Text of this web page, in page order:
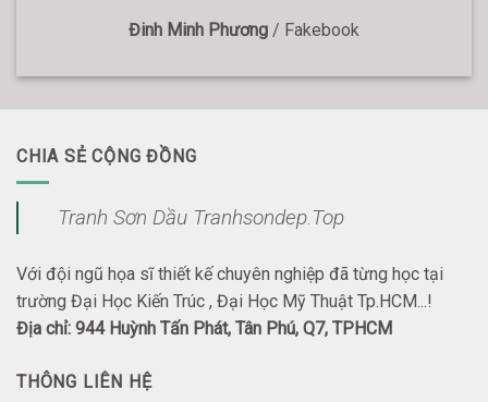
Đinh Minh Phương / Fakebook
CHIA SẺ CỘNG ĐỒNG
Tranh Sơn Dầu Tranhsondep.Top
Với đội ngũ họa sĩ thiết kế chuyên nghiệp đã từng học tại
trường Đại Học Kiến Trúc , Đại Học Mỹ Thuật Tp.HCM...!
Địa chỉ: 944 Huỳnh Tấn Phát, Tân Phú, Q7, TPHCM
THÔNG LIÊN HỆ